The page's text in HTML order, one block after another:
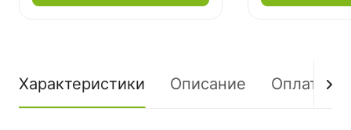
Характеристики Описание Оплата